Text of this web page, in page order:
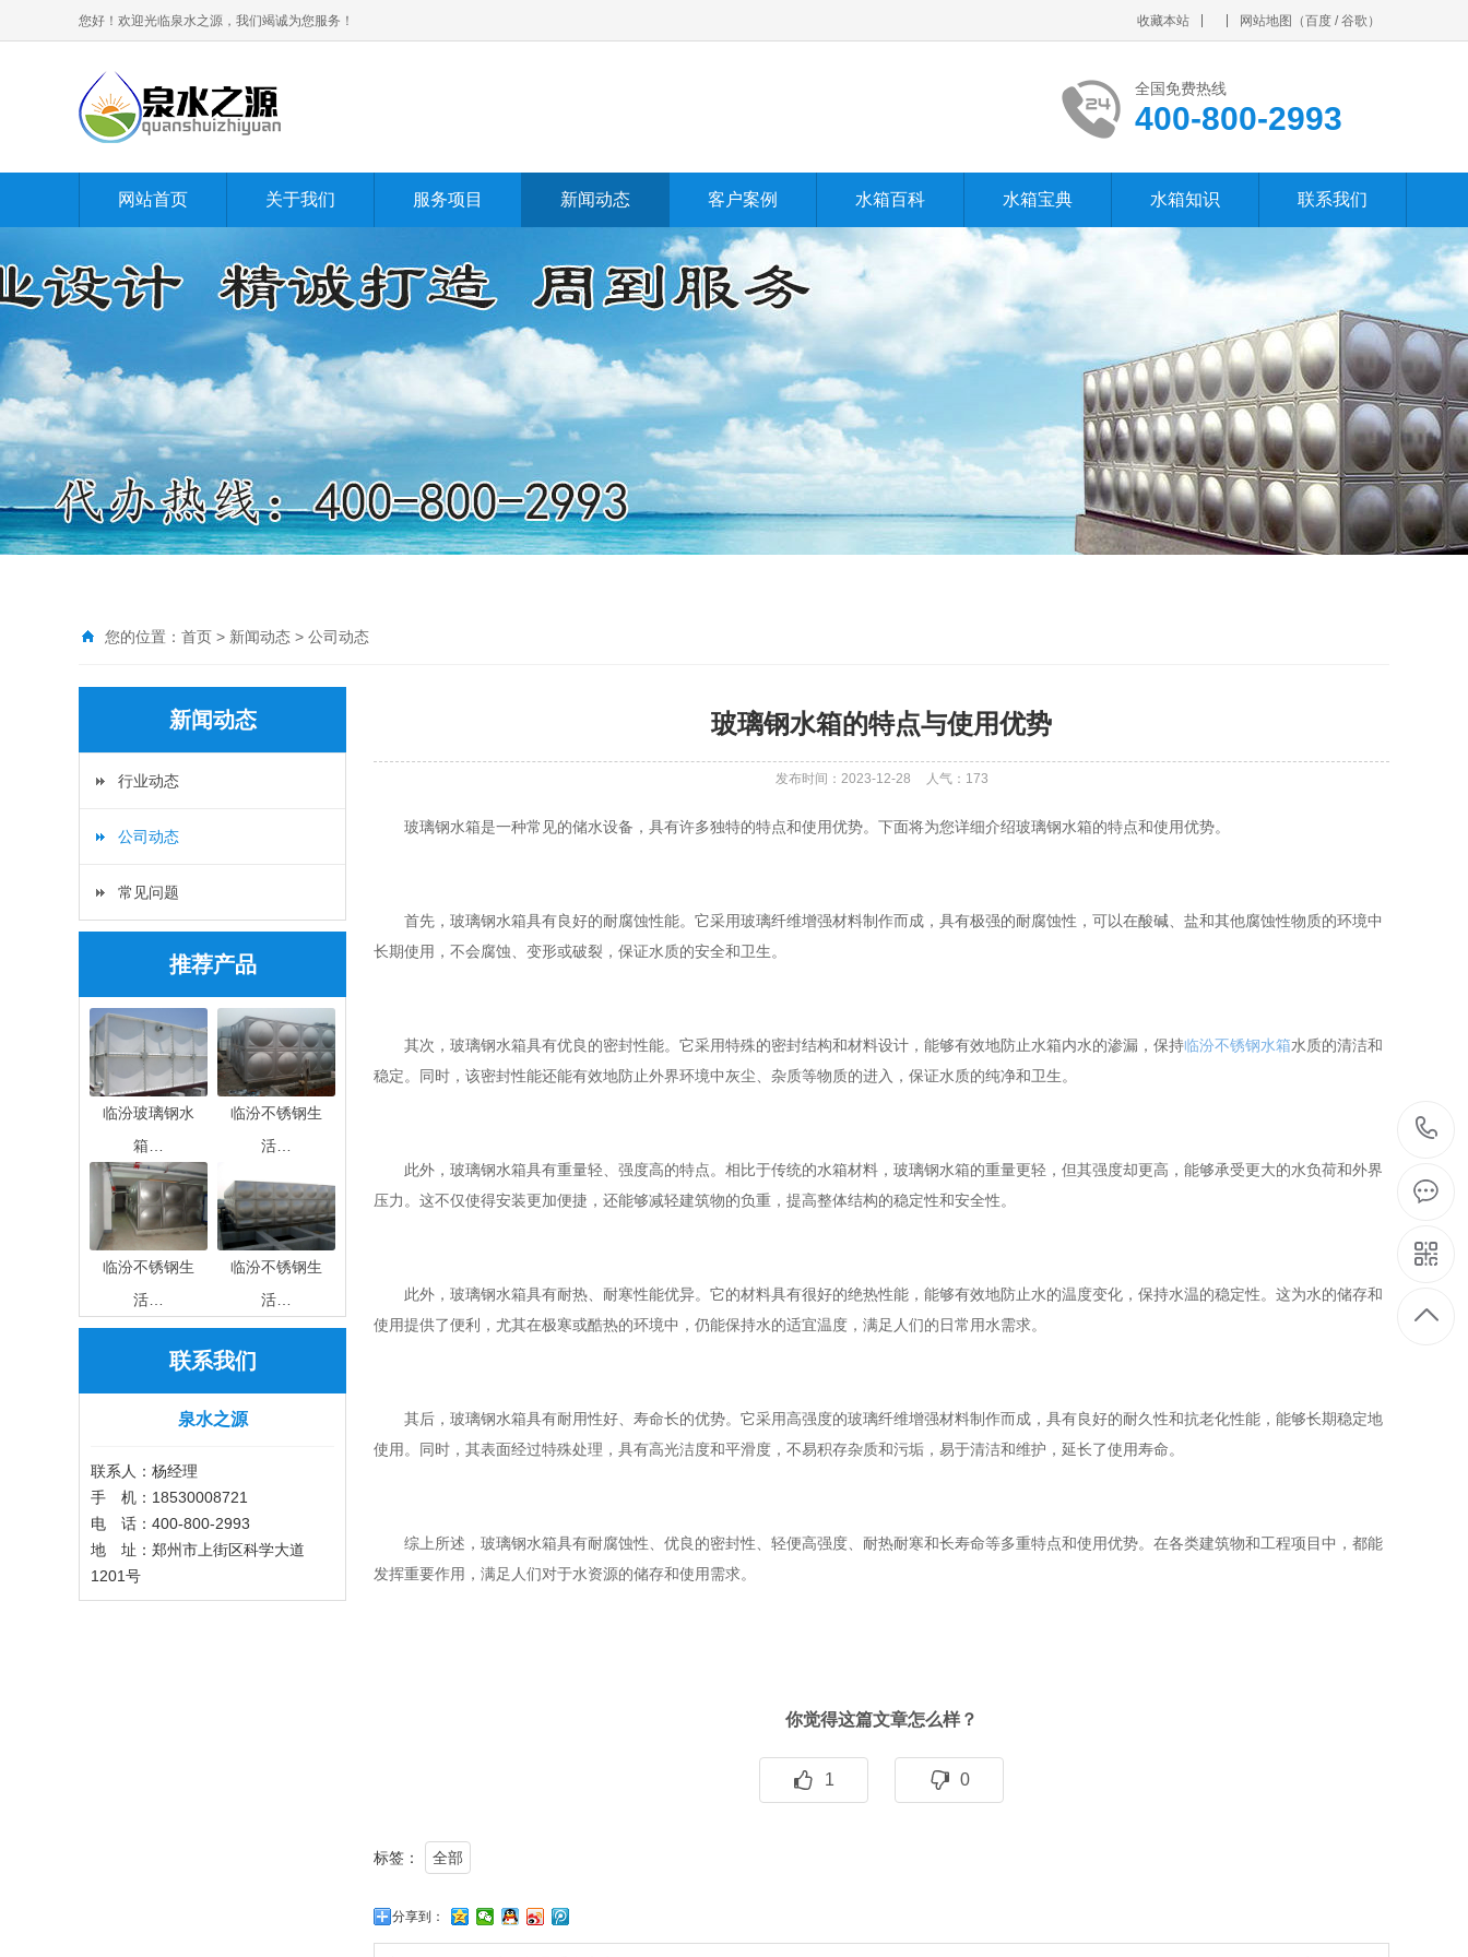
您好！欢迎光临泉水之源，我们竭诚为您服务！ 收藏本站 网站地图 （百度 /谷歌 ）
全国免费热线
400-800-2993
网站首页 关于我们 服务项目 新闻动态 客户案例 水箱百科 水箱宝典 水箱知识 联系我们
您的位置： 首页 > 新闻动态 > 公司动态
新闻动态
行业动态
公司动态
常见问题
推荐产品
临汾玻璃钢水
箱…
临汾不锈钢生
活…
临汾不锈钢生
活…
临汾不锈钢生
活…
联系我们
泉水之源
联系人：杨经理
手 机：18530008721
电 话：400-800-2993
地 址：郑州市上街区科学大道
1201号
玻璃钢水箱的特点与使用优势
发布时间：2023-12-28 人气： 173
玻璃钢水箱是一种常见的储水设备，具有许多独特的特点和使用优势。下面将为您详细介绍玻璃钢水箱的特点和使用优势。
首先，玻璃钢水箱具有良好的耐腐蚀性能。它采用玻璃纤维增强材料制作而成，具有极强的耐腐蚀性，可以在酸碱、盐和其他腐蚀性物质的环境中
长期使用，不会腐蚀、变形或破裂，保证水质的安全和卫生。
其次，玻璃钢水箱具有优良的密封性能。它采用特殊的密封结构和材料设计，能够有效地防止水箱内水的渗漏，保持临汾不锈钢水箱水质的清洁和
稳定。同时，该密封性能还能有效地防止外界环境中灰尘、杂质等物质的进入，保证水质的纯净和卫生。
此外，玻璃钢水箱具有重量轻、强度高的特点。相比于传统的水箱材料，玻璃钢水箱的重量更轻，但其强度却更高，能够承受更大的水负荷和外界
压力。这不仅使得安装更加便捷，还能够减轻建筑物的负重，提高整体结构的稳定性和安全性。
此外，玻璃钢水箱具有耐热、耐寒性能优异。它的材料具有很好的绝热性能，能够有效地防止水的温度变化，保持水温的稳定性。这为水的储存和
使用提供了便利，尤其在极寒或酷热的环境中，仍能保持水的适宜温度，满足人们的日常用水需求。
其后，玻璃钢水箱具有耐用性好、寿命长的优势。它采用高强度的玻璃纤维增强材料制作而成，具有良好的耐久性和抗老化性能，能够长期稳定地
使用。同时，其表面经过特殊处理，具有高光洁度和平滑度，不易积存杂质和污垢，易于清洁和维护，延长了使用寿命。
综上所述，玻璃钢水箱具有耐腐蚀性、优良的密封性、轻便高强度、耐热耐寒和长寿命等多重特点和使用优势。在各类建筑物和工程项目中，都能
发挥重要作用，满足人们对于水资源的储存和使用需求。
你觉得这篇文章怎么样？
1 0
标签： 全部
分享到：